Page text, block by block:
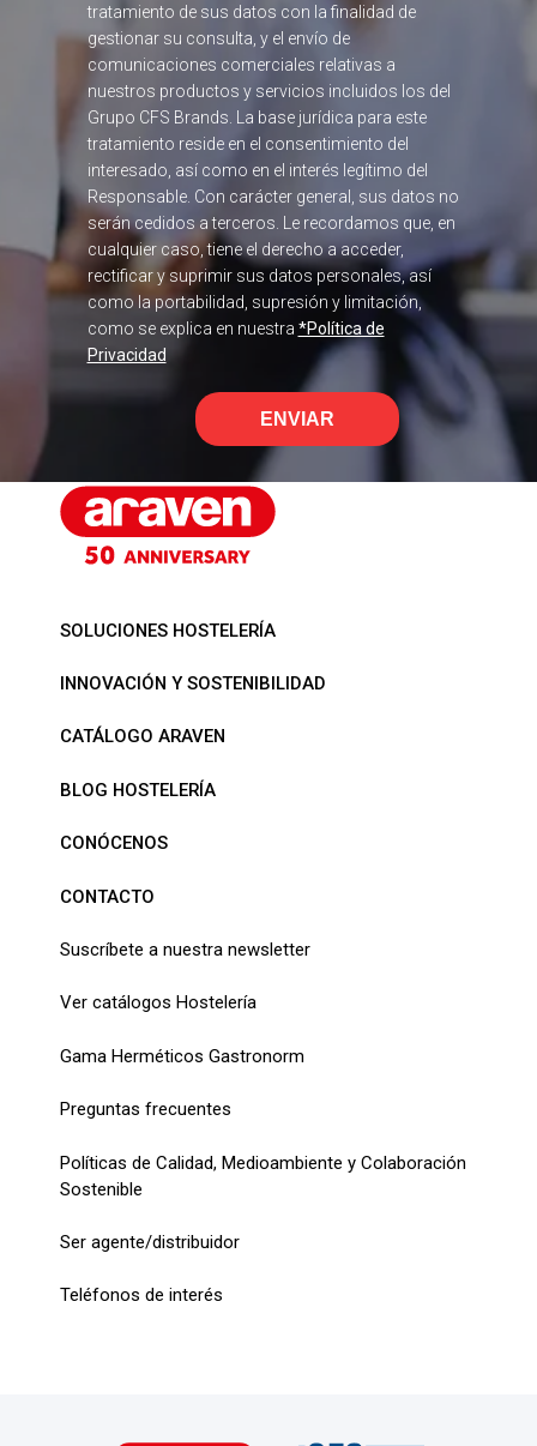
tratamiento de sus datos con la finalidad de
gestionar su consulta, y el envío de
comunicaciones comerciales relativas a
nuestros productos y servicios incluidos los del
Grupo CFS Brands. La base jurídica para este
tratamiento reside en el consentimiento del
interesado, así como en el interés legítimo del
Responsable. Con carácter general, sus datos no
serán cedidos a terceros. Le recordamos que, en
cualquier caso, tiene el derecho a acceder,
rectificar y suprimir sus datos personales, así
como la portabilidad, supresión y limitación,
como se explica en nuestra *Política de
Privacidad
ENVIAR
SOLUCIONES HOSTELERÍA
INNOVACIÓN Y SOSTENIBILIDAD
CATÁLOGO ARAVEN
BLOG HOSTELERÍA
CONÓCENOS
CONTACTO
Suscríbete a nuestra newsletter
Ver catálogos Hostelería
Gama Herméticos Gastronorm
Preguntas frecuentes
Políticas de Calidad, Medioambiente y Colaboración
Sostenible
Ser agente/distribuidor
Teléfonos de interés